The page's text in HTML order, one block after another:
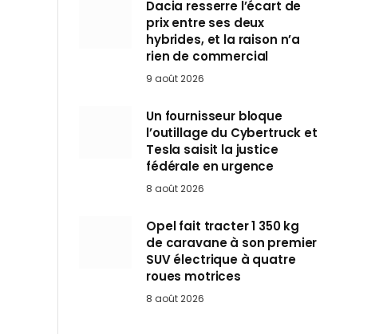
Dacia resserre l’écart de
prix entre ses deux
hybrides, et la raison n’a
rien de commercial
9 août 2026
Un fournisseur bloque
l’outillage du Cybertruck et
Tesla saisit la justice
fédérale en urgence
8 août 2026
Opel fait tracter 1 350 kg
de caravane à son premier
SUV électrique à quatre
roues motrices
8 août 2026